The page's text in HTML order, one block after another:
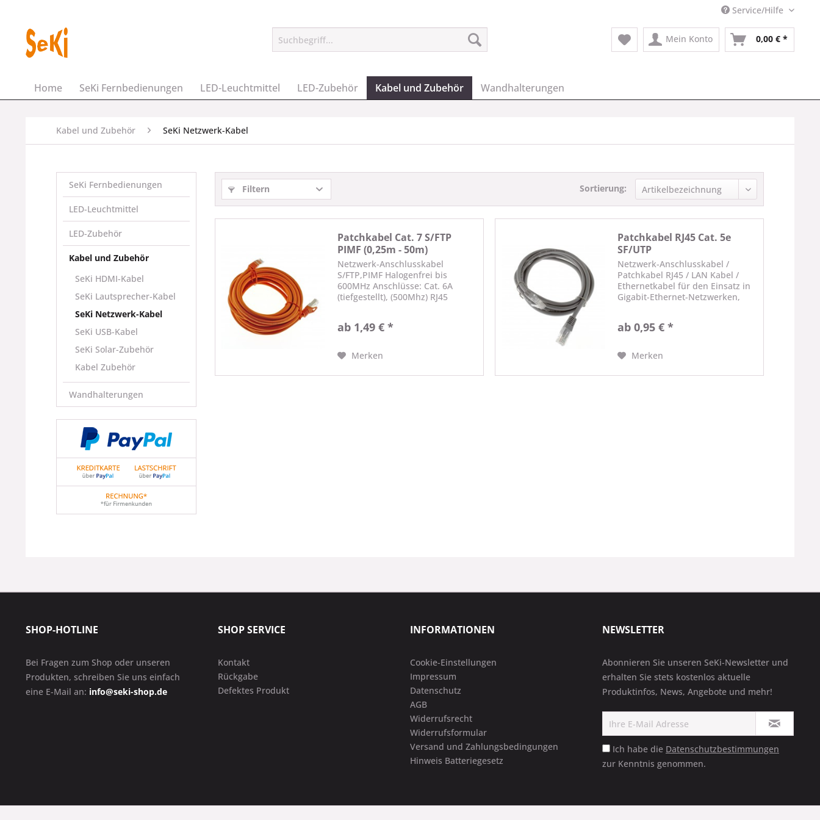
Service/Hilfe
Mein Konto 0,00 € *
Home SeKi Fernbedienungen LED-Leuchtmittel LED-Zubehör Kabel und Zubehör Wandhalterungen
Kabel und Zubehör SeKi Netzwerk-Kabel
SeKi Fernbedienungen
LED-Leuchtmittel
LED-Zubehör
Kabel und Zubehör
SeKi HDMI-Kabel
SeKi Lautsprecher-Kabel
SeKi Netzwerk-Kabel
SeKi USB-Kabel
SeKi Solar-Zubehör
Kabel Zubehör
Wandhalterungen
Filtern Sortierung:
Patchkabel Cat. 7 S/FTP
PIMF (0,25m - 50m)
Netzwerk-Anschlusskabel
S/FTP,PIMF Halogenfrei bis
600MHz Anschlüsse: Cat. 6A
(tiefgestellt), (500Mhz) RJ45
Typ: Netzwerkkabel Länge: 0,25 -
Auswahl)...
ab 1,49 € *
Merken
Patchkabel RJ45 Cat. 5e
SF/UTP
Netzwerk-Anschlusskabel /
Patchkabel RJ45 / LAN Kabel /
Ethernetkabel für den Einsatz in
Gigabit-Ethernet-Netzwerken,
Daten Typ: Netzwerkkabel Länge:
ab 0,95 € *
Merken
SHOP-HOTLINE
Bei Fragen zum Shop oder unseren
Produkten, schreiben Sie uns einfach
eine E-Mail an: info@seki-shop.de
SHOP SERVICE
Kontakt
Rückgabe
Defektes Produkt
INFORMATIONEN
Cookie-Einstellungen
Impressum
Datenschutz
AGB
Widerrufsrecht
Widerrufsformular
Versand und Zahlungsbedingungen
Hinweis Batteriegesetz
NEWSLETTER
Abonnieren Sie unseren SeKi-Newsletter und
erhalten Sie stets kostenlos aktuelle
Produktinfos, News, Angebote und mehr!
Ich habe die Datenschutzbestimmungen
zur Kenntnis genommen.